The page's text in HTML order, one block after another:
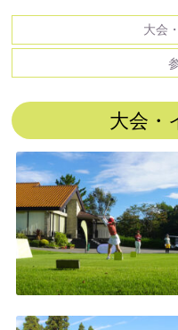
大会
大会・